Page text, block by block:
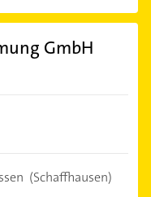
GmbH
(Schaffhausen)